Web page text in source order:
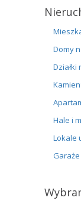
Domy
Działki
Hale i
Lokale